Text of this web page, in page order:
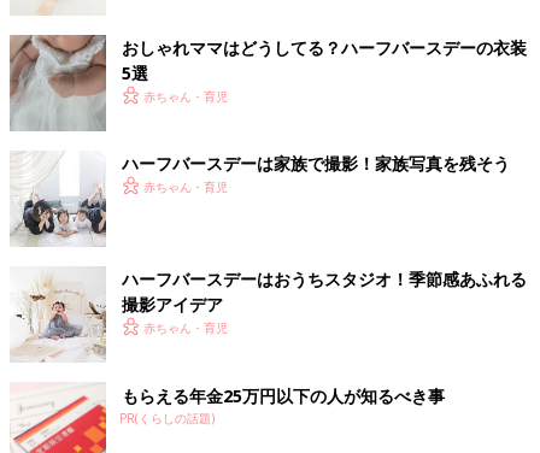
100均も上手に利用してハーフバースデーの写真を
撮影！
おしゃれママはどうしてる？ハーフバースデーの衣装
5選
赤ちゃん・育児
ハーフバースデーは家族で撮影！家族写真を残そう
赤ちゃん・育児
ハーフバースデーはおうちスタジオ！季節感あふれる
撮影アイデア
赤ちゃん・育児
もらえる年金25万円以下の人が知るべき事
PR(くらしの話題)